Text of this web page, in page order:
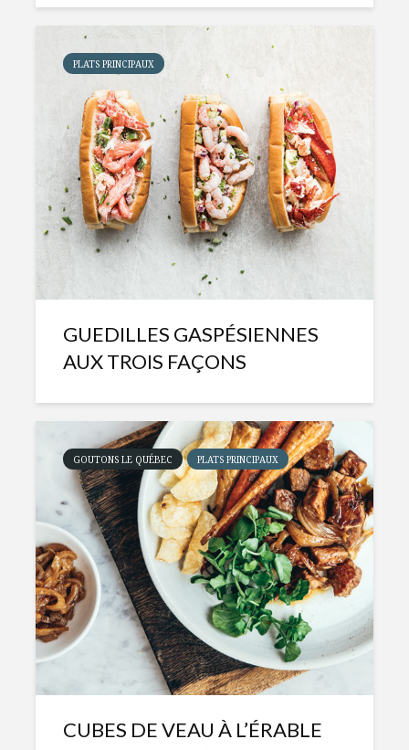
PLATS PRINCIPAUX
GUEDILLES GASPÉSIENNES
AUX TROIS FAÇONS
GOUTONS LE QUÉBEC PLATS PRINCIPAUX
CUBES DE VEAU À L’ÉRABLE